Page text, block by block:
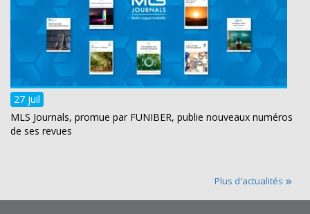
27 juil
MLS Journals, promue par FUNIBER, publie nouveaux numéros
de ses revues
Plus d'actualités